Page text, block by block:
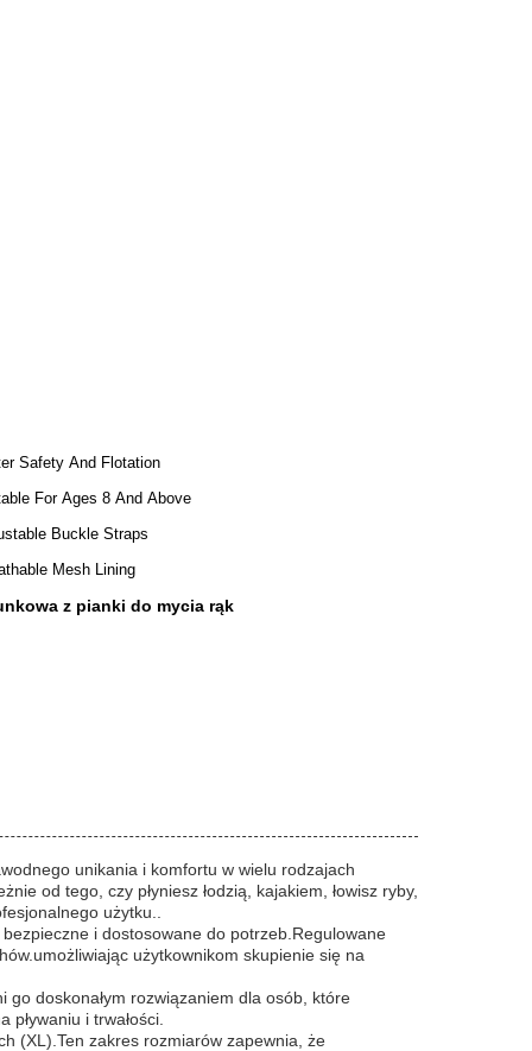
Safety And Flotation
For Ages 8 And Above
Buckle Straps
Mesh Lining
z pianki do mycia rąk
unikania i komfortu w wielu rodzajach
od tego, czy płyniesz łodzią, kajakiem, łowisz ryby,
użytku..
i dostosowane do potrzeb.Regulowane
użytkownikom skupienie się na
go doskonałym rozwiązaniem dla osób, które
i trwałości.
(XL).Ten zakres rozmiarów zapewnia, że